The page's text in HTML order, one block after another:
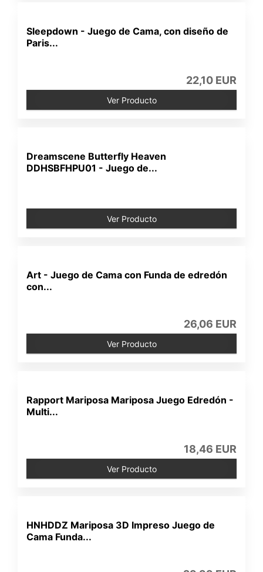
Sleepdown - Juego de Cama, con diseño de
Paris...
22,10 EUR
Ver Producto
Dreamscene Butterfly Heaven
DDHSBFHPU01 - Juego de...
Ver Producto
Art - Juego de Cama con Funda de edredón
con...
26,06 EUR
Ver Producto
Rapport Mariposa Mariposa Juego Edredón -
Multi...
18,46 EUR
Ver Producto
HNHDDZ Mariposa 3D Impreso Juego de
Cama Funda...